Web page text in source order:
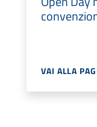
VAI ALLA